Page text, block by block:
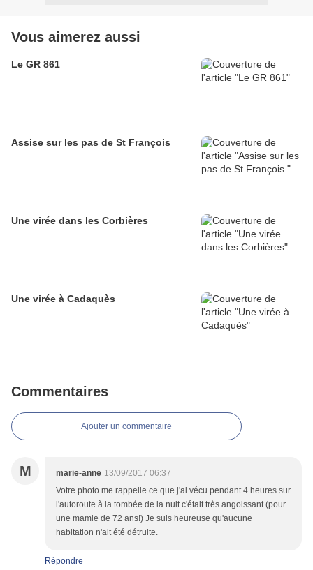
Vous aimerez aussi
Le GR 861
Assise sur les pas de St François
Une virée dans les Corbières
Une virée à Cadaquès
Commentaires
Ajouter un commentaire
M marie-anne 13/09/2017 06:37
Votre photo me rappelle ce que j'ai vécu pendant 4 heures sur
l'autoroute à la tombée de la nuit c'était très angoissant (pour
une mamie de 72 ans!) Je suis heureuse qu'aucune
habitation n'ait été détruite.
Répondre